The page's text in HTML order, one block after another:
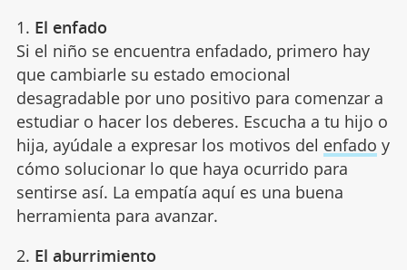
1. El enfado
Si el niño se encuentra enfadado, primero hay
que cambiarle su estado emocional
desagradable por uno positivo para comenzar a
estudiar o hacer los deberes. Escucha a tu hijo o
hija, ayúdale a expresar los motivos del enfado y
cómo solucionar lo que haya ocurrido para
sentirse así. La empatía aquí es una buena
herramienta para avanzar.
2. El aburrimiento